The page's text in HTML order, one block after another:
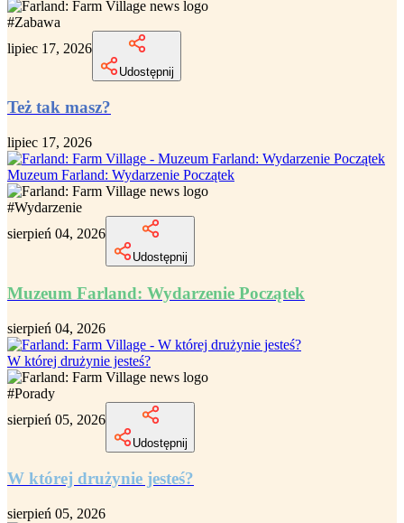
#Zabawa
lipiec 17, 2026
Udostępnij
Też tak masz?
lipiec 17, 2026
Muzeum Farland: Wydarzenie Początek
#Wydarzenie
sierpień 04, 2026
Udostępnij
Muzeum Farland: Wydarzenie Początek
sierpień 04, 2026
W której drużynie jesteś?
#Porady
sierpień 05, 2026
Udostępnij
W której drużynie jesteś?
sierpień 05, 2026